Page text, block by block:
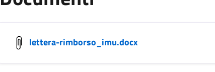
lettera-rimborso_imu.docx